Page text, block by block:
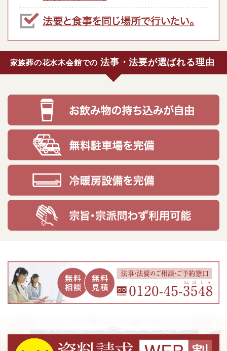
家族葬の花水木会館での 法事・法要が選ばれる理由